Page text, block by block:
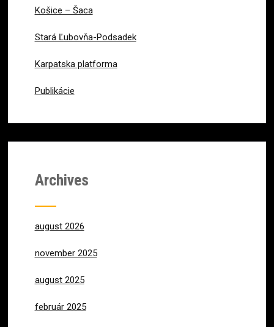
Košice – Šaca
Stará Ľubovňa-Podsadek
Karpatska platforma
Publikácie
Archives
august 2026
november 2025
august 2025
február 2025